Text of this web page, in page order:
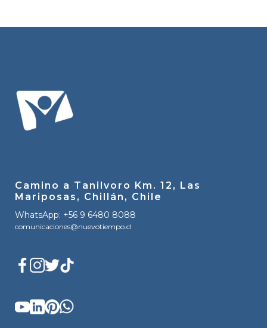
Camino a Tanilvoro Km. 12, Las
Mariposas, Chillán, Chile
WhatsApp: +56 9 6480 8088
comunicaciones@nuevotiempo.cl